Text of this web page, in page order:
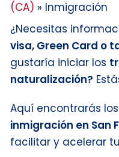
(CA) » Inmigración
¿Necesitas
visa, Green Card o
gustaría iniciar los
naturalización?
Aquí encontrarás los
inmigración en San
facilitar y acelerar